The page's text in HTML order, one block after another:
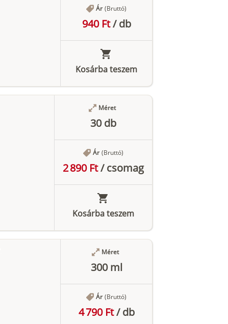
Ár (Bruttó)
940 Ft/db
Kosárba teszem
Méret
30 db
Ár (Bruttó)
2 890 Ft/csomag
Kosárba teszem
Méret
300 ml
Ár (Bruttó)
4 790 Ft/db